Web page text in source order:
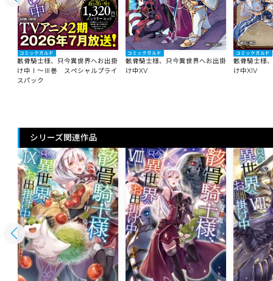
コミックガルド
骸骨騎士様、只今異世界へお出掛
け中Ⅰ～Ⅲ巻 スペシャルプライ
スパック
コミックガルド
骸骨騎士様、只今異世界へお出掛
け中XV
コミックガルド
骸骨騎士様
け中XIV
シリーズ関連作品